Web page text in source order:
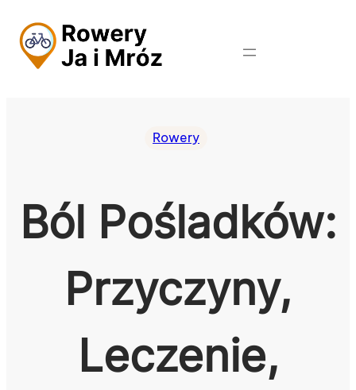
do
treści
Rowery
Ból Pośladków:
Przyczyny,
Leczenie,